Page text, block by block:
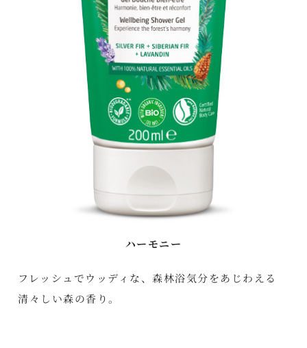
ハーモニー
フレッシュでウッディな、森林浴気分をあじわえる
清々しい森の香り。